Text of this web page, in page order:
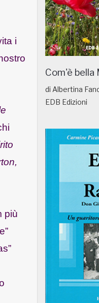
i
più
Com'è bella
di Albertina
EDB Edizioni